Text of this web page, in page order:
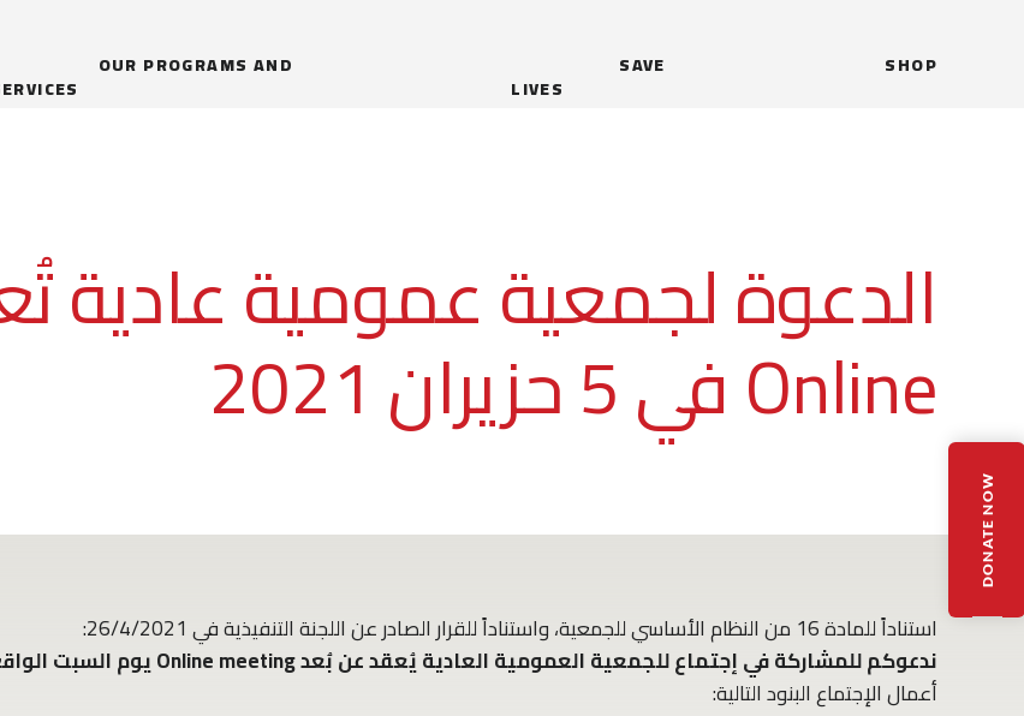
OUR PROGRAMS AND SAVE
LIVES
SHOP
DONATE NOW
الدعوة لجمعية عمومية عادية
Online في 5 حزيران 2021
استناداً للمادة 16 من النظام الأساسي للجمعية، واستناداً للقرار الصادر عن اللجنة التنفيذية في 26/4/2021:
ندعوكم للمشاركة في إجتماع للجمعية العمومية العادية يُعقد عن بُعدOnline meetingيوم السبت الواقع فيه 5 حزيران 2021
أعمال الإجتماع البنود التالية: